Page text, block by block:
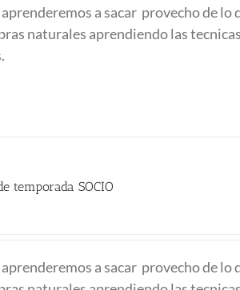
a sacar provecho de lo
naturales aprendiendo las
temporada SOCIO
a sacar provecho de lo